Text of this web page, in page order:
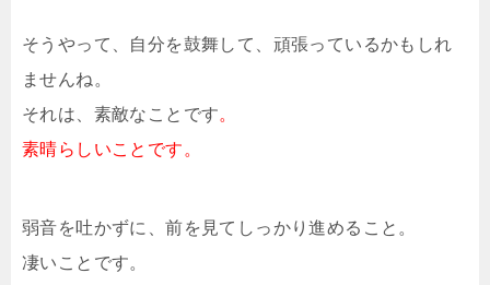
そうやって、自分を鼓舞して、頑張っているかもしれ
ませんね。
それは、素敵なことです。
素晴らしいことです。
弱音を吐かずに、前を見てしっかり進めること。
凄いことです。